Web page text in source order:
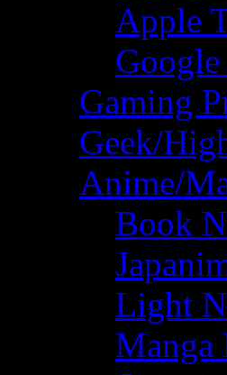
Apple
Gaming
Geek/
Anime/
Book
Light
Manga